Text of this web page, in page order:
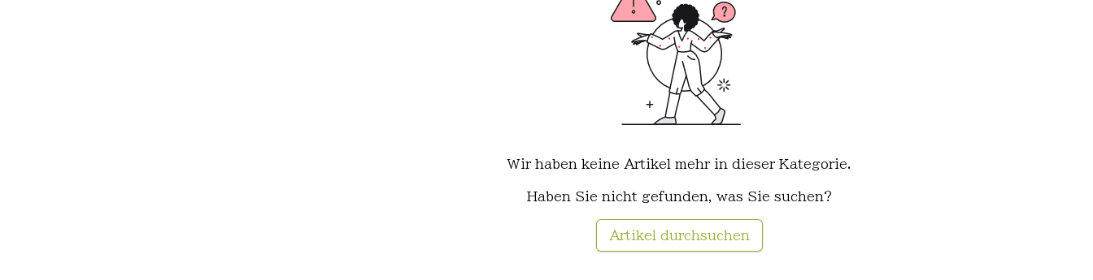
Wir haben keine Artikel mehr in dieser Kategorie.
Haben Sie nicht gefunden, was Sie suchen?
Artikel durchsuchen